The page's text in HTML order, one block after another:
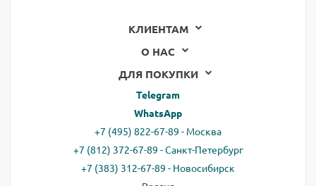
КЛИЕНТАМ
О НАС
ДЛЯ ПОКУПКИ
Telegram
WhatsApp
+7 (495) 822-67-89 - Москва
+7 (812) 372-67-89 - Санкт-Петербург
+7 (383) 312-67-89 - Новосибирск